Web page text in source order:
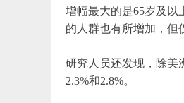
增幅最大的是65岁及以
的人群也有所增加，但
研究人员还发现，除美
2.3%和2.8%。